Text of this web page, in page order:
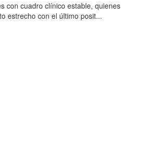
con cuadro clínico estable, quienes
estrecho con el último posit...